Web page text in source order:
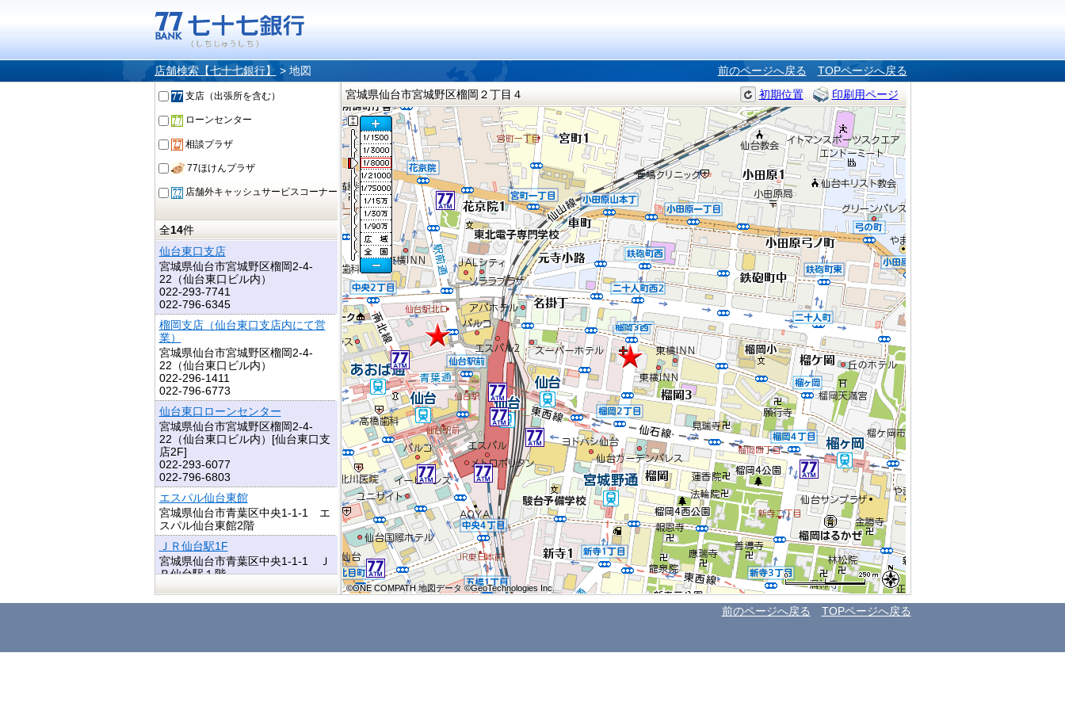
店舗検索【七十七銀行】 > 地図 前のページへ戻る TOPページへ戻る
支店（出張所を含む）
ローンセンター
相談プラザ
77ほけんプラザ
店舗外キャッシュサービスコーナー
全14件
仙台東口支店
宮城県仙台市宮城野区榴岡2-4-
22（仙台東口ビル内）
022-293-7741
022-796-6345
榴岡支店（仙台東口支店内にて営
業）
宮城県仙台市宮城野区榴岡2-4-
22（仙台東口ビル内）
022-296-1411
022-796-6773
仙台東口ローンセンター
宮城県仙台市宮城野区榴岡2-4-
22（仙台東口ビル内）[仙台東口支
店2F]
022-293-6077
022-796-6803
エスパル仙台東館
宮城県仙台市青葉区中央1-1-1 エ
スパル仙台東館2階
ＪＲ仙台駅1F
宮城県仙台市青葉区中央1-1-1 Ｊ
Ｒ仙台駅１階
ＪＲ仙台駅3Ｆ
宮城県仙台市宮城野区榴岡２丁目４ 初期位置 印刷用ページ
©ONE COMPATH 地図データ ©GeoTechnologies Inc.
©ONE COMPATH 地図データ ©GeoTechnologies Inc.
©ONE COMPATH 地図データ ©GeoTechnologies Inc.
©ONE COMPATH 地図データ ©GeoTechnologies Inc.
©ONE COMPATH 地図データ ©GeoTechnologies Inc.
©ONE COMPATH 地図データ ©GeoTechnologies Inc.
©ONE COMPATH 地図データ ©GeoTechnologies Inc.
©ONE COMPATH 地図データ ©GeoTechnologies Inc.
©ONE COMPATH 地図データ ©GeoTechnologies Inc.
前のページへ戻る TOPページへ戻る